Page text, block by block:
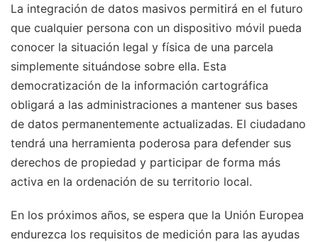
La integración de datos masivos permitirá en el futuro
que cualquier persona con un dispositivo móvil pueda
conocer la situación legal y física de una parcela
simplemente situándose sobre ella. Esta
democratización de la información cartográfica
obligará a las administraciones a mantener sus bases
de datos permanentemente actualizadas. El ciudadano
tendrá una herramienta poderosa para defender sus
derechos de propiedad y participar de forma más
activa en la ordenación de su territorio local.
En los próximos años, se espera que la Unión Europea
endurezca los requisitos de medición para las ayudas